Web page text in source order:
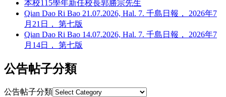
本校115學年新任校長郭勝宗先生
Qian Dao Ri Bao 21.07.2026, Hal. 7. 千島日報， 2026年7
月21日， 第七版
Qian Dao Ri Bao 14.07.2026, Hal. 7. 千島日報， 2026年7
月14日， 第七版
公告帖子分類
公告帖子分類